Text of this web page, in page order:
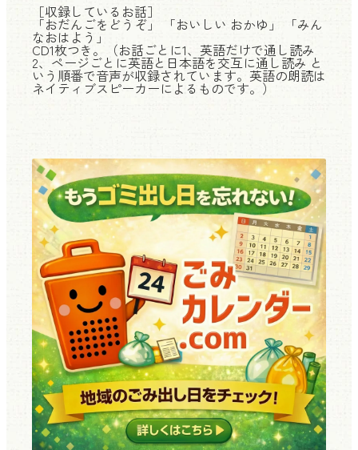
［収録しているお話］
「おだんごをどうぞ」 「おいしい おかゆ」 「みん
なおはよう」
CD1枚つき。（お話ごとに1、英語だけで通し読み
2、ページごとに英語と日本語を交互に通し読み と
いう順番で音声が収録されています。英語の朗読は
ネイティブスピーカーによるものです。）